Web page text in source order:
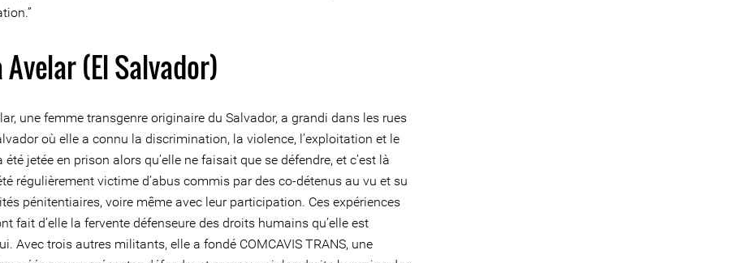
(El Salvador)
une femme transgenre originaire du Salvador, a grandi dans les rues
où elle a connu la discrimination, la violence, l’exploitation et le
été jetée en prison alors qu’elle ne faisait que se défendre, et c’est là
régulièrement victime d’abus commis par des co-détenus au vu et su
pénitentiaires, voire même avec leur participation. Ces expériences
fait d’elle la fervente défenseure des droits humains qu’elle est
Avec trois autres militants, elle a fondé COMCAVIS TRANS, une